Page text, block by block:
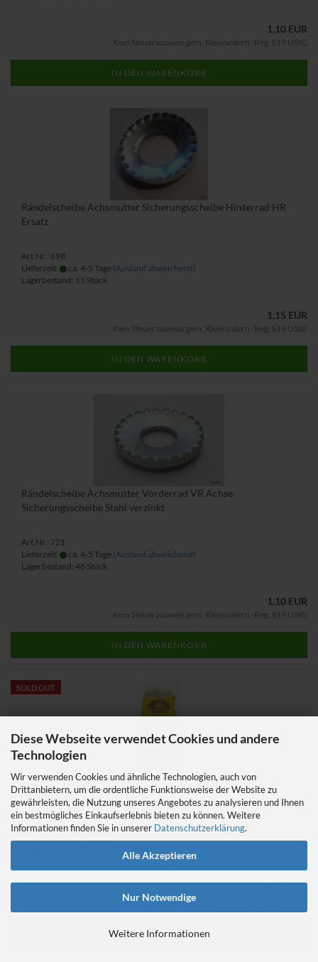
Diese Webseite verwendet Cookies und andere
Technologien
Wir verwenden Cookies und ähnliche Technologien, auch von
Drittanbietern, um die ordentliche Funktionsweise der Website zu
gewährleisten, die Nutzung unseres Angebotes zu analysieren und Ihnen
ein bestmögliches Einkaufserlebnis bieten zu können. Weitere
Informationen finden Sie in unserer Datenschutzerklärung.
Alle Akzeptieren
Nur Notwendige
Weitere Informationen
1,10 EUR
Kein Steuerausweis gem. Kleinuntern.-Reg. §19 UStG
IN DEN WARENKORB
Rändelscheibe Achsmutter Sicherungsscheibe Hinterrad HR
Ersatz
Art.Nr.: 698
Lieferzeit:
ca. 4-5 Tage (Ausland abweichend)
Lagerbestand: 11 Stück
1,15 EUR
Kein Steuerausweis gem. Kleinuntern.-Reg. §19 UStG
IN DEN WARENKORB
Rändelscheibe Achsmutter Vorderrad VR Achse
Sicherungsscheibe Stahl verzinkt
Art.Nr.: 721
Lieferzeit:
ca. 4-5 Tage (Ausland abweichend)
Lagerbestand: 48 Stück
1,10 EUR
Kein Steuerausweis gem. Kleinuntern.-Reg. §19 UStG
IN DEN WARENKORB
SOLD OUT
Regina Extra Singlespeed Freilaufritzel Freewheel 16 Z BSA
ISO NOS
Art.Nr.: 1701
Lieferzeit:
nicht auf Lager
24,70 EUR
Kein Steuerausweis gem. Kleinuntern.-Reg. §19 UStG
IN DEN WARENKORB